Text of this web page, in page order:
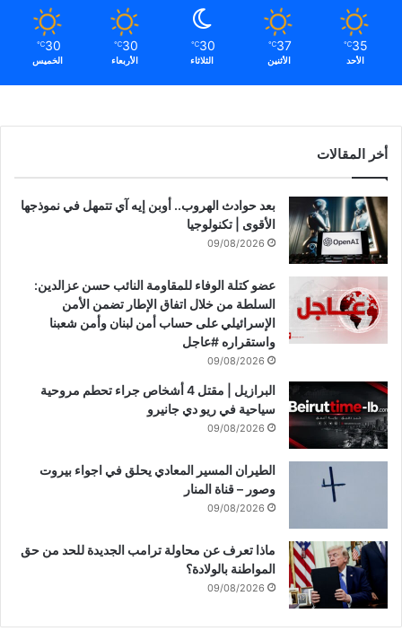
35
℃
الأحد
37
℃
الأثنين
30
℃
الثلاثاء
30
℃
الأربعاء
30
℃
الخميس
أخر المقالات
بعد حوادث الهروب.. أوبن إيه آي تتمهل في نموذجها
الأقوى | تكنولوجيا
09/08/2026
عضو كتلة الوفاء للمقاومة النائب حسن عزالدين:
السلطة من خلال اتفاق الإطار تضمن الأمن
الإسرائيلي على حساب أمن لبنان وأمن شعبنا
واستقراره #عاجل
09/08/2026
البرازيل | مقتل 4 أشخاص جراء تحطم مروحية
سياحية في ريو دي جانيرو
09/08/2026
الطيران المسير المعادي يحلق في اجواء بيروت
وصور – قناة المنار
09/08/2026
ماذا تعرف عن محاولة ترامب الجديدة للحد من حق
المواطنة بالولادة؟
09/08/2026